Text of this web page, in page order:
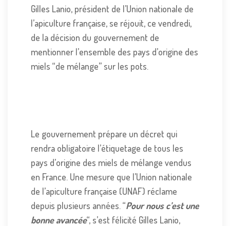
Gilles Lanio, président de l’Union nationale de
l’apiculture française, se réjouit, ce vendredi,
de la décision du gouvernement de
mentionner l’ensemble des pays d’origine des
miels “de mélange” sur les pots.
Le gouvernement prépare un décret qui
rendra obligatoire l’étiquetage de tous les
pays d’origine des miels de mélange vendus
en France. Une mesure que l’Union nationale
de l’apiculture française (UNAF) réclame
depuis plusieurs années. “Pour nous c’est une
bonne avancée“, s’est félicité Gilles Lanio,